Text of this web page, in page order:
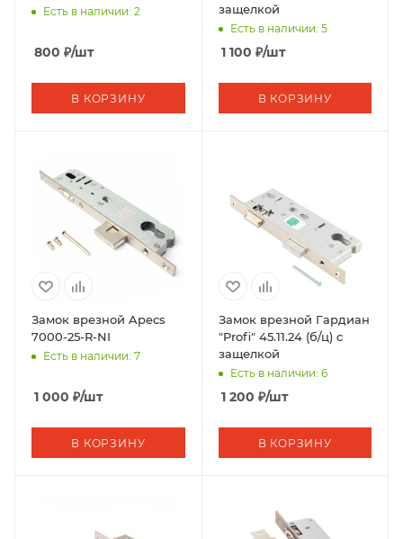
Есть в наличии: 2
800 ₽/шт
В КОРЗИНУ
защелкой
Есть в наличии: 5
1 100 ₽/шт
В КОРЗИНУ
Замок врезной Apecs
7000-25-R-NI
Есть в наличии: 7
1 000 ₽/шт
В КОРЗИНУ
Замок врезной Гардиан
"Profi" 45.11.24 (б/ц) с
защелкой
Есть в наличии: 6
1 200 ₽/шт
В КОРЗИНУ